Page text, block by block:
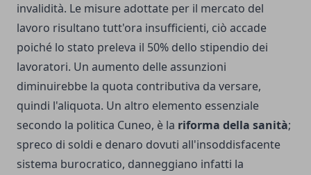
invalidità. Le misure adottate per il mercato del
lavoro risultano tutt'ora insufficienti, ciò accade
poiché lo stato preleva il 50% dello stipendio dei
lavoratori. Un aumento delle assunzioni
diminuirebbe la quota contributiva da versare,
quindi l'aliquota. Un altro elemento essenziale
secondo la politica Cuneo, è la riforma della sanità;
spreco di soldi e denaro dovuti all'insoddisfacente
sistema burocratico, danneggiano infatti la